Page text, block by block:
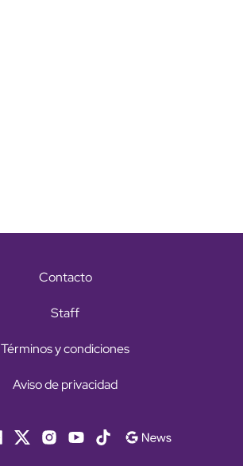
Contacto
Staff
Términos y condiciones
Aviso de privacidad